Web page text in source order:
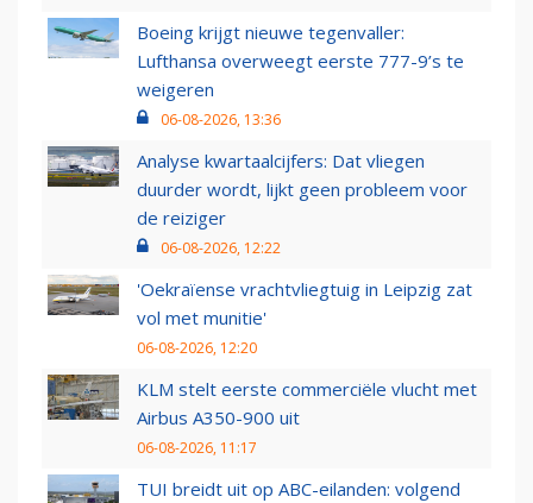
Boeing krijgt nieuwe tegenvaller:
Lufthansa overweegt eerste 777-9’s te
weigeren
06-08-2026, 13:36
Analyse kwartaalcijfers: Dat vliegen
duurder wordt, lijkt geen probleem voor
de reiziger
06-08-2026, 12:22
'Oekraïense vrachtvliegtuig in Leipzig zat
vol met munitie'
06-08-2026, 12:20
KLM stelt eerste commerciële vlucht met
Airbus A350-900 uit
06-08-2026, 11:17
TUI breidt uit op ABC-eilanden: volgend